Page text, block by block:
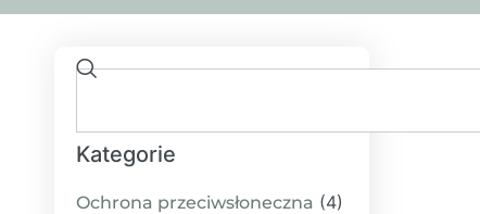
Kategorie
Ochrona przeciwsłoneczna (4)